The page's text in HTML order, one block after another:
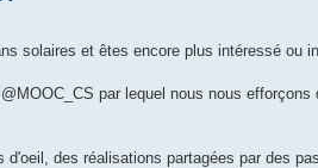
solaires et êtes encore plus intéressé ou
par lequel nous nous
des réalisations partagées par des